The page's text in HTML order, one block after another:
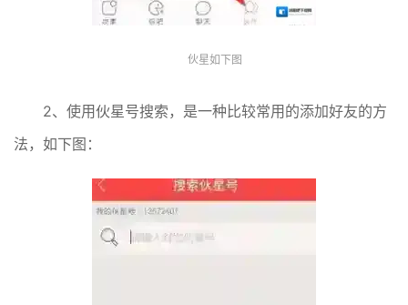
伙星如下图
2、使用伙星号搜索，是一种比较常用的添加好友的方
法，如下图：